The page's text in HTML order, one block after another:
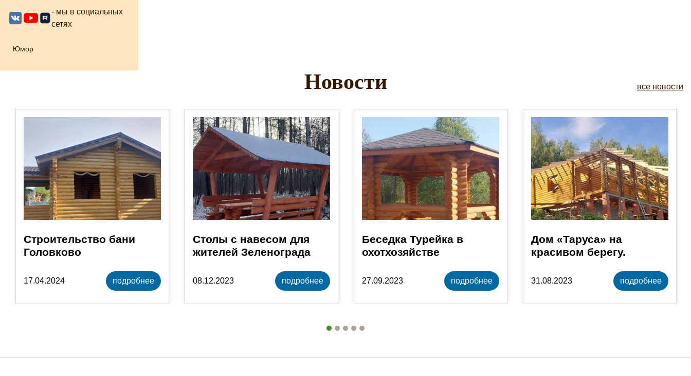
- мы в социальных
сетях
Юмор
Новости все новости
Строительство бани
Головково
17.04.2024 подробнее
Столы с навесом для
жителей Зеленограда
08.12.2023 подробнее
Беседка Турейка в
охотхозяйстве
27.09.2023 подробнее
Дом «Таруса» на
красивом берегу.
31.08.2023 подробнее